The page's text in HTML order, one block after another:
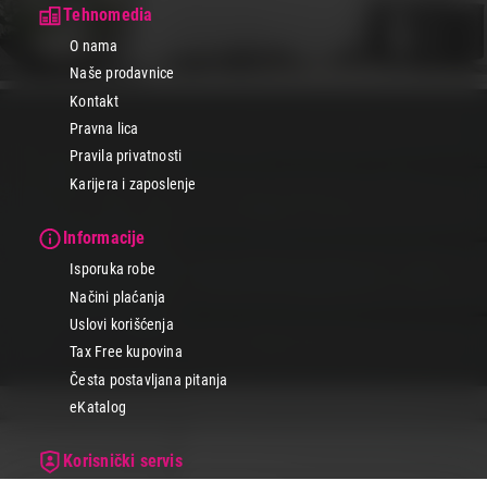
Tehnomedia
O nama
Naše prodavnice
Kontakt
Pravna lica
Pravila privatnosti
Karijera i zaposlenje
Informacije
Isporuka robe
Načini plaćanja
Uslovi korišćenja
Tax Free kupovina
Česta postavljana pitanja
eKatalog
Korisnički servis